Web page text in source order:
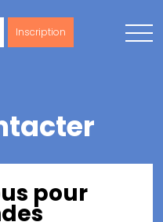
Inscription
pour